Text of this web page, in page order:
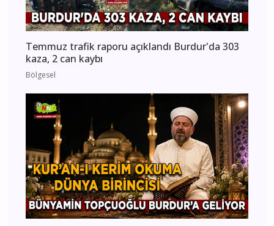
Temmuz trafik raporu açıklandı Burdur'da 303
kaza, 2 can kaybı
Bölgesel